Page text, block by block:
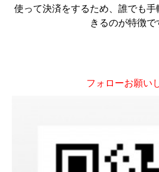
使って決済をするため、誰でも
きるのが特徴で
フォローお願い